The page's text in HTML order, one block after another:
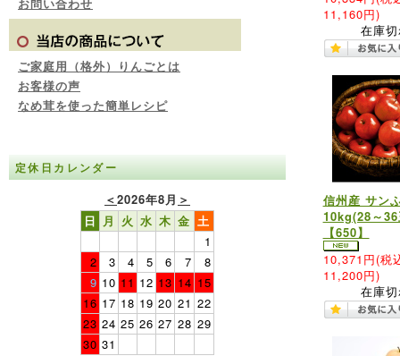
ご家庭用（格外）りんごとは
お客様の声
なめ茸を使った簡単レシピ
定休日カレンダー
＜2026年8月 ＞
日 月 火 水 木 金 土
1
2
3 4 5 6 7
8
9 10 11 12 13 14 15
16 17 18 19 20 21 22
23 24 25 26 27 28 29
30 31
11,160円)
在庫
信州産 サン
10kg(28～
【650】
10,371円(税
11,200円)
在庫